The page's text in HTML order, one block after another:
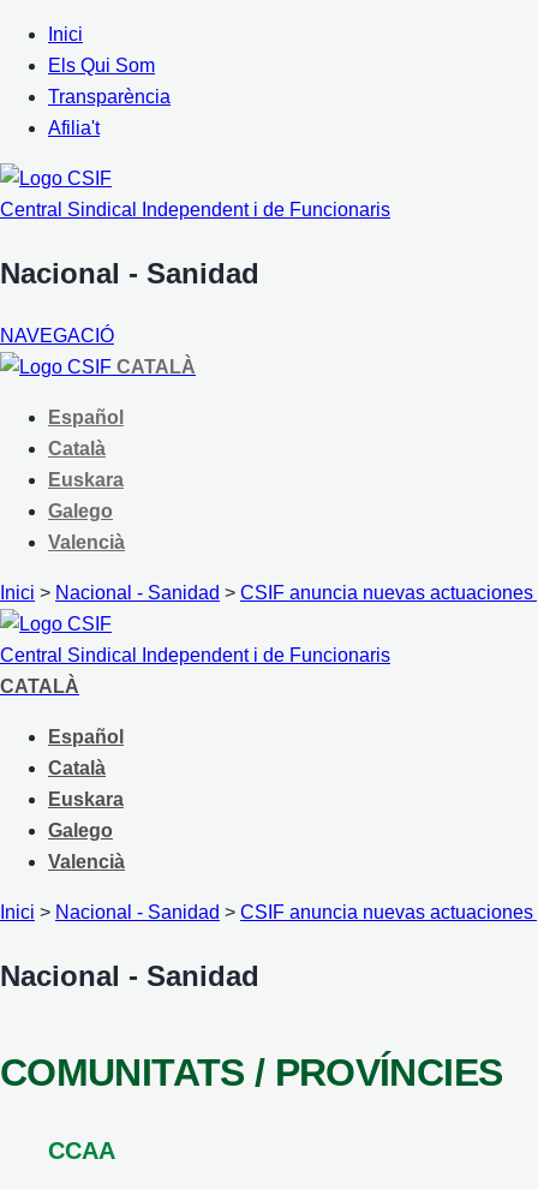
Inici
Els Qui Som
Transparència
Afilia't
Central Sindical Independent i de Funcionaris
Nacional - Sanidad
NAVEGACIÓ
CATALÀ
Español
Català
Euskara
Galego
Valencià
Inici > Nacional - Sanidad > CSIF anuncia nuevas
Central Sindical Independent i de Funcionaris
CATALÀ
Español
Català
Euskara
Galego
Valencià
Inici > Nacional - Sanidad > CSIF anuncia nuevas
Nacional - Sanidad
COMUNITATS / PROVÍNCIES
CCAA